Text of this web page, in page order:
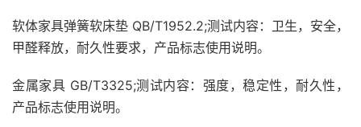
软体家具弹簧软床垫 QB/T1952.2;测试内容：卫生，安全，
甲醛释放，耐久性要求，产品标志使用说明。
金属家具 GB/T3325;测试内容：强度，稳定性，耐久性，
产品标志使用说明。